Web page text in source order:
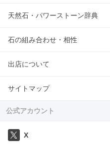
天然石・パワーストーン辞典
石の組み合わせ・相性
出店について
サイトマップ
公式アカウント
X